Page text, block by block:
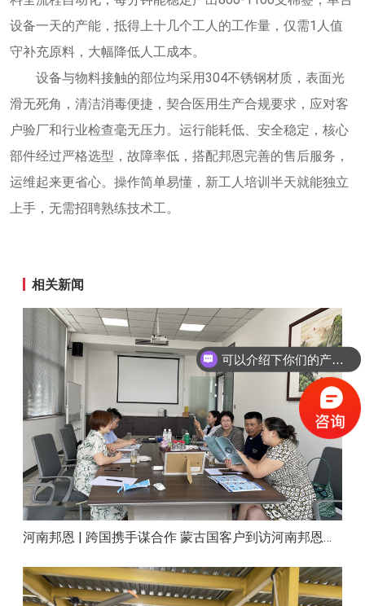
设备一天的产能，抵得上十几个工人的工作量，仅需1人值
守补充原料，大幅降低人工成本。
设备与物料接触的部位均采用304不锈钢材质，表面光
滑无死角，清洁消毒便捷，契合医用生产合规要求，应对客
户验厂和行业检查毫无压力。运行能耗低、安全稳定，核心
部件经过严格选型，故障率低，搭配邦恩完善的售后服务，
运维起来更省心。操作简单易懂，新工人培训半天就能独立
上手，无需招聘熟练技术工。
相关新闻
河南邦恩 | 跨国携手谋合作 蒙古国客户到访河南邦恩实地考察洽谈
可以介绍下你们的产品么？